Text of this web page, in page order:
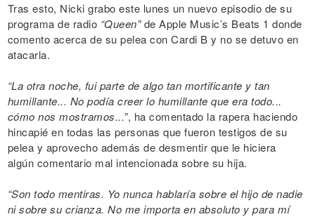
Tras esto, Nicki grabo este lunes un nuevo episodio de su
programa de radio “Queen”de Apple Music’s Beats 1 donde
comento acerca de su pelea con Cardi B y no se detuvo en
atacarla.
“La otra noche, fui parte de algo tan mortificante y tan
humillante... No podía creer lo humillante que era todo...
cómo nos mostramos...”, ha comentado la rapera haciendo
hincapié en todas las personas que fueron testigos de su
pelea y aprovecho además de desmentir que le hiciera
algún comentario mal intencionada sobre su hija.
“Son todo mentiras. Yo nunca hablaría sobre el hijo de nadie
ni sobre su crianza. No me importa en absoluto y para mí